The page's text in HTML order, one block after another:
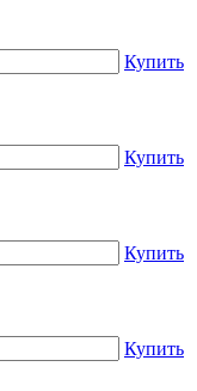
Купить
Купить
Купить
Купить